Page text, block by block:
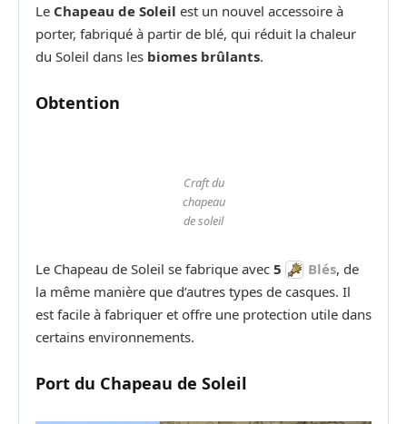
Le Chapeau de Soleil est un nouvel accessoire à
porter, fabriqué à partir de blé, qui réduit la chaleur
du Soleil dans les biomes brûlants.
Obtention
Craft du
chapeau
de soleil
Le Chapeau de Soleil se fabrique avec 5 Blés, de
la même manière que d’autres types de casques. Il
est facile à fabriquer et offre une protection utile dans
certains environnements.
Port du Chapeau de Soleil